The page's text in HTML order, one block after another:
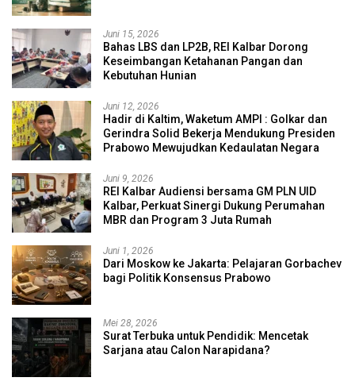
Juni 15, 2026
Bahas LBS dan LP2B, REI Kalbar Dorong
Keseimbangan Ketahanan Pangan dan
Kebutuhan Hunian
Juni 12, 2026
Hadir di Kaltim, Waketum AMPI : Golkar dan
Gerindra Solid Bekerja Mendukung Presiden
Prabowo Mewujudkan Kedaulatan Negara
Juni 9, 2026
REI Kalbar Audiensi bersama GM PLN UID
Kalbar, Perkuat Sinergi Dukung Perumahan
MBR dan Program 3 Juta Rumah
Juni 1, 2026
Dari Moskow ke Jakarta: Pelajaran Gorbachev
bagi Politik Konsensus Prabowo
Mei 28, 2026
Surat Terbuka untuk Pendidik: Mencetak
Sarjana atau Calon Narapidana?